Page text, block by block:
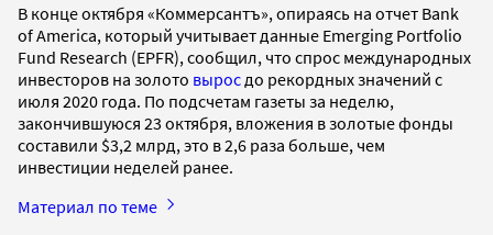
В конце октября ​​«Коммерсантъ», опираясь на отчет Bank
of America, который учитывает данные Emerging Portfolio
Fund Research (EPFR), сообщил, что спрос международных
инвесторов на золото вырос до рекордных значений с
июля 2020 года. По подсчетам газеты за неделю,
закончившуюся 23 октября, вложения в золотые фонды
составили $3,2 млрд, это в 2,6 раза больше, чем
инвестиции неделей ранее.
Материал по теме